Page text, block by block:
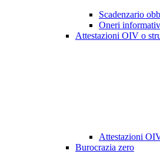
Scadenzario
Oneri
Attestazioni OIV o
Attestazioni
Burocrazia zero